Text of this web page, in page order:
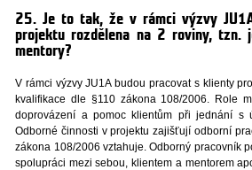
25. Je to tak, že v rámci výzvy
projektu rozdělena na 2 roviny, tzn.
mentory?
V rámci výzvy JU1A budou pracovat s klienty
kvalifikace dle §110 zákona 108/2006. Role
doprovázení a pomoc klientům při jednání s
Odborné činnosti v projektu zajišťují odborní
zákona 108/2006 vztahuje. Odborný pracovník
spolupráci mezi sebou, klientem a mentorem